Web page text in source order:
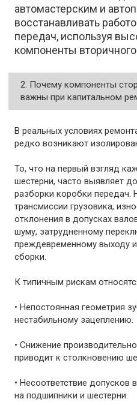
автомастерским и
восстанавливать
передач, используя
компоненты
2. Почему компоненты
важны при капитальном
В реальных условиях
редко возникают
То, что на первый взгляд
шестерни, часто выявляет
разборки коробки передач.
трансмиссии грузовика,
отклонения в допусках
шуму, затрудненному
преждевременному выходу
сборки.
К типичным рискам
• Непостоянная геометрия
нестабильному зацеплению.
• Снижение
приводит к столкновению
• Несоответствие допусков
на подшипники и шестерни.